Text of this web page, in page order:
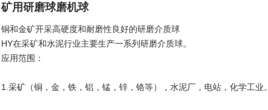
矿用研磨球磨机球
铜和金矿开采高硬度和耐磨性良好的研磨介质球
HY在采矿和水泥行业主要生产一系列研磨介质球。
应用范围：
1.采矿（铜，金，铁，铝，锰，锌，铬等），水泥厂，电站，化学工业。